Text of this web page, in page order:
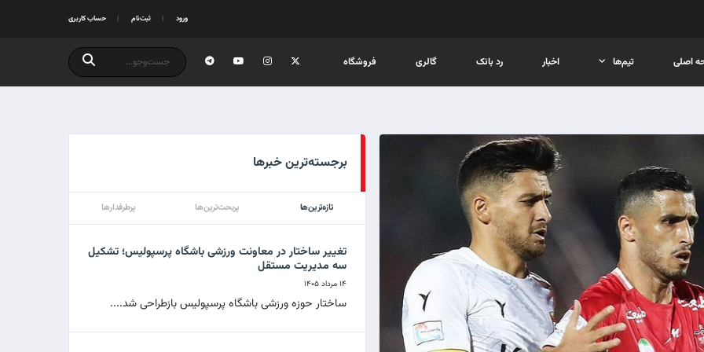
ورود ثبت‌نام حساب کاربری
اصلی تیم‌ها اخبار رد بانک گالری فروشگاه
برجسته‌ترین خبرها
تازه‌ترین‌ها پربحث‌ترین‌ها پرطرفدارها
تغییر ساختار در معاونت ورزشی باشگاه پرسپولیس؛ تشکیل
سه مدیریت مستقل
۱۴ مرداد ۱۴۰۵
ساختار حوزه ورزشی باشگاه پرسپولیس بازطراحی شد....